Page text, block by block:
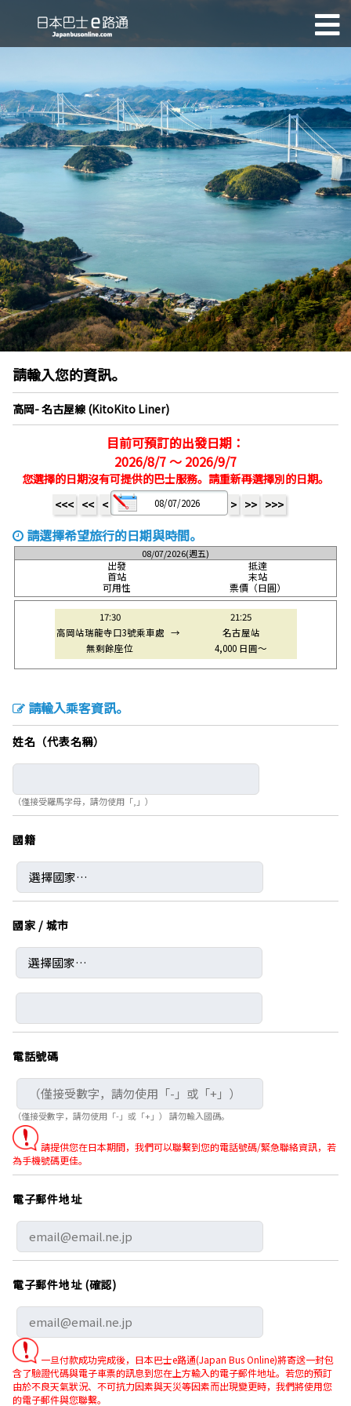
請輸入您的資訊。
高岡- 名古屋線 (KitoKito Liner)
目前可預訂的出發日期：
2026/8/7 ～ 2026/9/7
您選擇的日期沒有可提供的巴士服務。請重新再選擇別的日期。
<<< << < > >> >>>
請選擇希望旅行的日期與時間。
08/07/2026(週五)
出發
抵達
首站
末站
可用性
票價（日圓）
17:30
21:25
高岡站瑞龍寺口3號乘車處 →
名古屋站
無剩餘座位
4,000 日圓～
請輸入乘客資訊。
姓名（代表名稱）
（僅接受羅馬字母，請勿使用「,」）
國籍
國家 / 城市
電話號碼
（僅接受數字，請勿使用「-」或「+」） 請勿輸入國碼。
請提供您在日本期間，我們可以聯繫到您的電話號碼/緊急聯絡資訊，若
為手機號碼更佳。
電子郵件地址
電子郵件地址 (確認)
一旦付款成功完成後，日本巴士e路通(Japan Bus Online)將寄送一封包
含了驗證代碼與電子車票的訊息到您在上方輸入的電子郵件地址。若您的預訂
由於不良天氣狀況、不可抗力因素與天災等因素而出現變更時，我們將使用您
的電子郵件與您聯繫。